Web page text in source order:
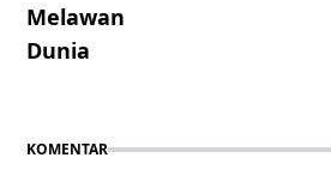
Melawan
Dunia
KOMENTAR